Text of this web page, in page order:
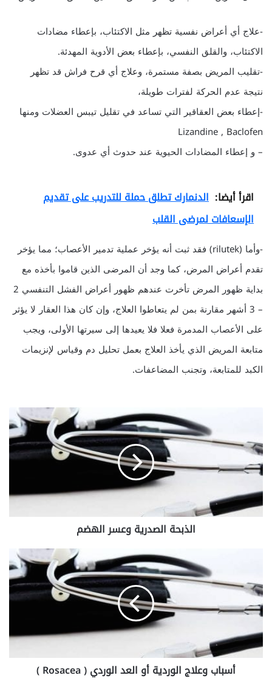
-علاج أي أعراض نفسية تظهر مثل الاكتئاب، بإعطاء مضادات
الاكتئاب، والقلق النفسي، بإعطاء بعض الأدوية المهدئة.
-تقليب المريض بصفة مستمرة، وعلاج أي قرح فراش قد تظهر
نتيجة عدم الحركة لفترات طويلة،
-إعطاء بعض العقاقير التي تساعد في تقليل تيبس العضلات ومنها
Lizandine , Baclofen
– و إعطاء المضادات الحيوية عند حدوث أي عدوى.
اقرأ أيضا: الدنمارك تطلق حملة للتدريب على تقديم
الإسعافات لمرضى القلب
-وأما (rilutek) فقد ثبت أنه يؤخر عملية تدمير الأعصاب؛ مما يؤخر
تقدم أعراض المرض، كما وجد أن المرضى الذين قاموا بأخذه مع
بداية ظهور المرض تأخرت عندهم ظهور أعراض الفشل التنفسي 2
– 3 أشهر مقارنة بمن لم يتعاطوا العلاج، وإن كان هذا العقار لا يؤثر
على الأعصاب المدمرة فعلا فلا يعيدها إلى سيرتها الأولى، ويجب
متابعة المريض الذي يأخذ العلاج بعمل تحليل دم وقياس لإنزيمات
الكبد للمتابعة، وتجنب المضاعفات.
ذ
ب
ح
ة
ا
ل
ص
و
ع
س
ر
ا
ل
ه
الذبحة الصدرية وعسر الهضم
ب
ا
ب
و
ع
ل
ا
أسباب وعلاج الوردية أو العد الوردي ( Rosacea )